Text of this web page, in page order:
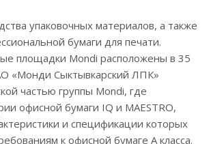
упаковочных материалов, а также
бумаги для печати.
площадки Mondi расположены в 35
«Монди Сыктывкарский ЛПК»
частью группы Mondi, где
офисной бумаги IQ и MAESTRO,
и спецификации которых
к офисной бумаге А класса.